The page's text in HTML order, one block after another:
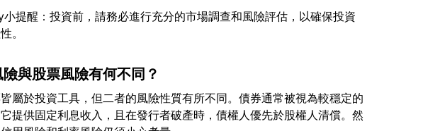
提醒：投資前，請務必進行充分的市場調查和風險評估，以確保投資
與股票風險有何不同？
屬於投資工具，但二者的風險性質有所不同。債券通常被視為較穩定的
提供固定利息收入，且在發行者破產時，債權人優先於股權人清償。然